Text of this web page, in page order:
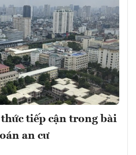
tiếp cận trong bài
an cư